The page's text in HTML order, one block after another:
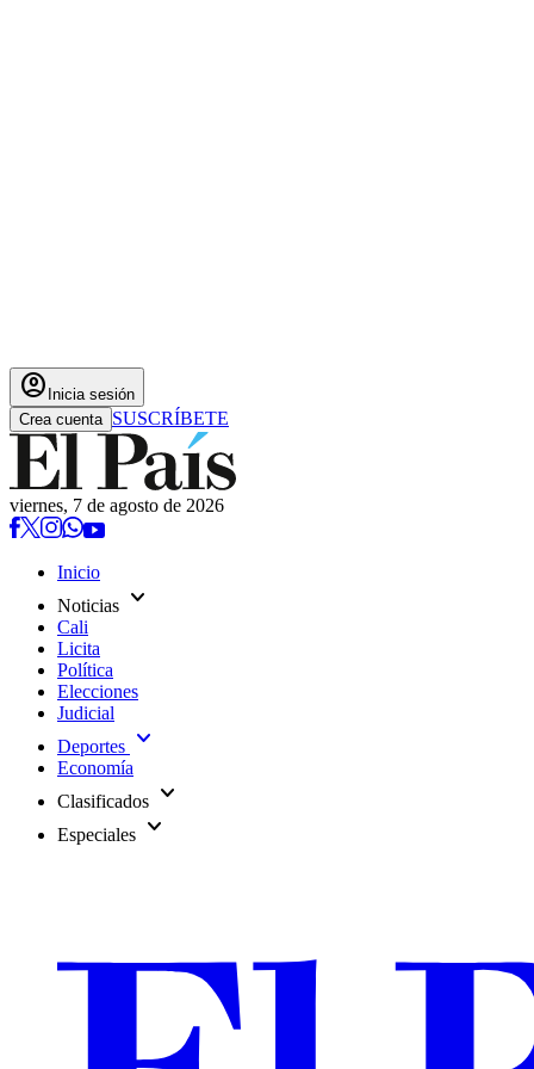
account_circle Inicia sesión
Crea cuenta SUSCRÍBETE
viernes, 7 de agosto de 2026
Inicio
Noticias expand_more
Cali
Licita
Política
Elecciones
Judicial
Deportes expand_more
Economía
Clasificados expand_more
Especiales expand_more